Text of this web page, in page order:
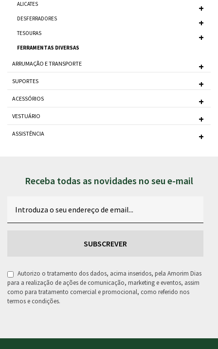
ALICATES
DESFERRADORES
TESOURAS
FERRAMENTAS DIVERSAS
ARRUMAÇÃO E TRANSPORTE
SUPORTES
ACESSÓRIOS
VESTUÁRIO
ASSISTÊNCIA
Receba todas as novidades no seu e-mail
RGPDAutorizo o tratamento dos dados, acima inseridos, pela Amorim Dias
para a realização de ações de comunicação, marketing e eventos, assim
como para tratamento comercial e promocional, como referido nos
termos e condições.